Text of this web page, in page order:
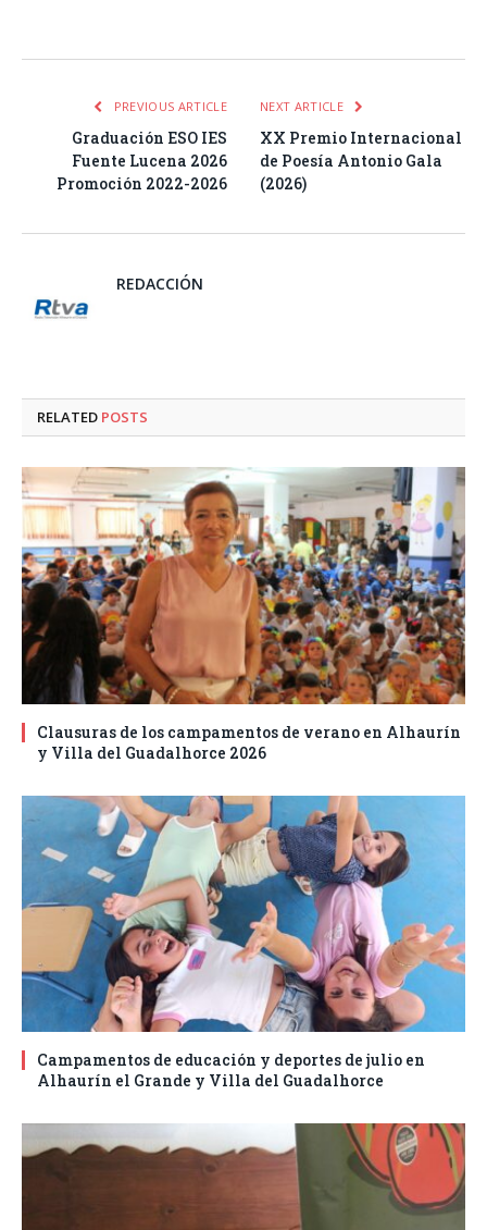
PREVIOUS ARTICLE
Graduación ESO IES
Fuente Lucena 2026
Promoción 2022-2026
NEXT ARTICLE
XX Premio Internacional
de Poesía Antonio Gala
(2026)
REDACCIÓN
RELATED POSTS
Clausuras de los campamentos de verano en Alhaurín
y Villa del Guadalhorce 2026
Campamentos de educación y deportes de julio en
Alhaurín el Grande y Villa del Guadalhorce